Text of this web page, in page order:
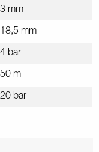
3 mm
18,5 mm
4 bar
50 m
20 bar